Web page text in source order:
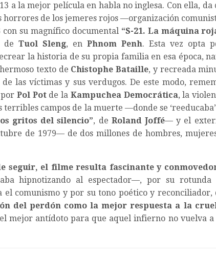
a la mejor película en habla no inglesa. Con ella, da
horrores de los jemeres rojos —organización
su magnífico documental “S-21. La máquina
de Tuol Sleng, en Phnom Penh. Esta vez opta
la historia de su propia familia en esa época,
texto de Chistophe Bataille, y recreada
las víctimas y sus verdugos. De este modo,
Pol Potde la Kampuchea Democrática, la
campos de la muerte —donde se
gritos del silencio”, de Roland Joffé— y el
de 1979— de dos millones de hombres,
seguir, el filme resulta fascinante y
hipnotizando al espectador—, por su rotunda
el comunismo y por su tono poético y reconciliador,
del perdón como la mejor respuesta a la
mejor antídoto para que aquel infierno no vuelva